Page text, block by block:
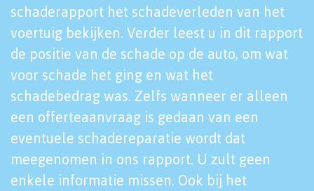
schaderapport het schadeverleden van het
voertuig bekijken. Verder leest u in dit rapport
de positie van de schade op de auto, om wat
voor schade het ging en wat het
schadebedrag was. Zelfs wanneer er alleen
een offerteaanvraag is gedaan van een
eventuele schadereparatie wordt dat
meegenomen in ons rapport. U zult geen
enkele informatie missen. Ook bij het